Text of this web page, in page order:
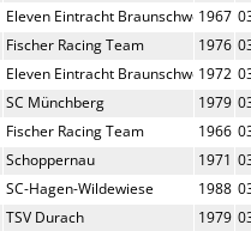
Eleven Eintracht Braunschweig1967
Fischer Racing Team 1976
Eleven Eintracht Braunschweig1972
SC Münchberg 1979
Fischer Racing Team 1966
Schoppernau 1971
SC-Hagen-Wildewiese 1988
TSV Durach 1979